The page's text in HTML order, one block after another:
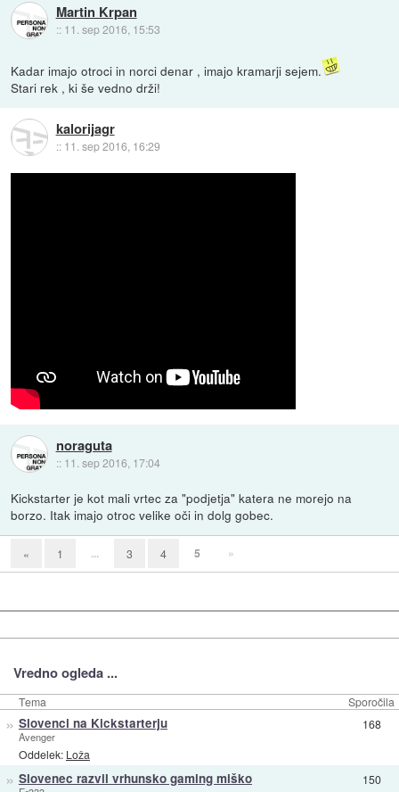
Martin Krpan
:: 11. sep 2016, 15:53
Kadar imajo otroci in norci denar , imajo kramarji sejem.
Stari rek , ki še vedno drži!
kalorijagr
:: 11. sep 2016, 16:29
noraguta
:: 11. sep 2016, 17:04
Kickstarter je kot mali vrtec za "podjetja" katera ne morejo na
borzo. Itak imajo otroc velike oči in dolg gobec.
« 1 ... 3 4 5 »
Vredno ogleda ...
Tema Sporočila
» Slovenci na Kickstarterju
Avenger
Oddelek: Loža
168
» Slovenec razvil vrhunsko gaming miško 150